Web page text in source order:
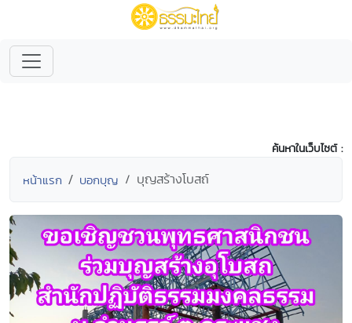
ค้นหาในเว็บไซต์ :
หน้าแรก บอกบุญ บุญสร้างโบสถ์